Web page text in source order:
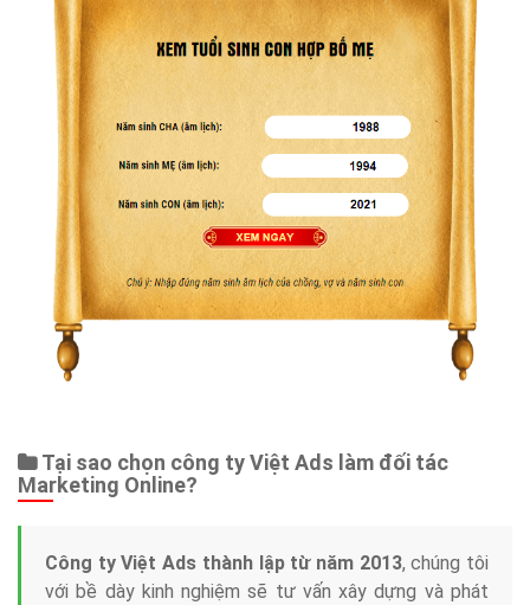
Tại sao chọn công ty Việt Ads làm đối tác
Marketing Online?
Công ty Việt Ads thành lập từ năm 2013, chúng tôi
với bề dày kinh nghiệm sẽ tư vấn xây dựng và phát